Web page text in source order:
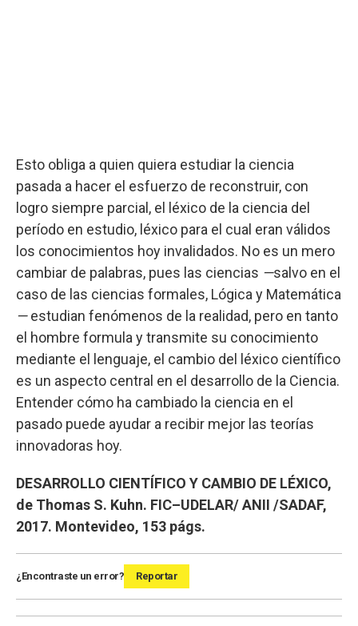
Esto obliga a quien quiera estudiar la ciencia
pasada a hacer el esfuerzo de reconstruir, con
logro siempre parcial, el léxico de la ciencia del
período en estudio, léxico para el cual eran válidos
los conocimientos hoy invalidados. No es un mero
cambiar de palabras, pues las ciencias —salvo en el
caso de las ciencias formales, Lógica y Matemática
—estudian fenómenos de la realidad, pero en tanto
el hombre formula y transmite su conocimiento
mediante el lenguaje, el cambio del léxico científico
es un aspecto central en el desarrollo de la Ciencia.
Entender cómo ha cambiado la ciencia en el
pasado puede ayudar a recibir mejor las teorías
innovadoras hoy.
DESARROLLO CIENTÍFICO Y CAMBIO DE LÉXICO,
de Thomas S. Kuhn. FIC–UDELAR/ ANII /SADAF,
2017. Montevideo, 153 págs.
¿Encontraste un error? Reportar